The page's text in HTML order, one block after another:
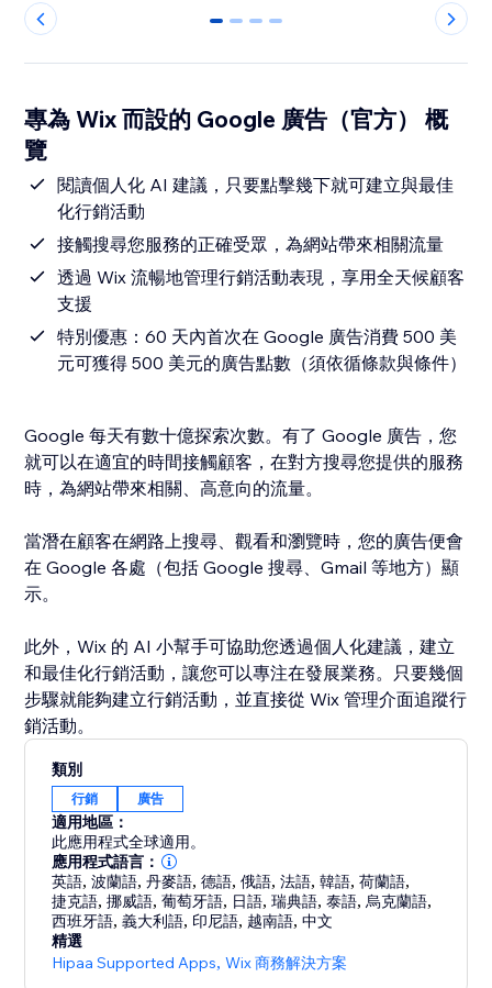
0 1 2 3
專為 Wix 而設的 Google 廣告（官方） 概
覽
閱讀個人化 AI 建議，只要點擊幾下就可建立與最佳
化行銷活動
接觸搜尋您服務的正確受眾，為網站帶來相關流量
透過 Wix 流暢地管理行銷活動表現，享用全天候顧客
支援
特別優惠：60 天內首次在 Google 廣告消費 500 美
元可獲得 500 美元的廣告點數（須依循條款與條件）
Google 每天有數十億探索次數。有了 Google 廣告，您
就可以在適宜的時間接觸顧客，在對方搜尋您提供的服務
時，為網站帶來相關、高意向的流量。
當潛在顧客在網路上搜尋、觀看和瀏覽時，您的廣告便會
在 Google 各處（包括 Google 搜尋、Gmail 等地方）顯
示。
此外，Wix 的 AI 小幫手可協助您透過個人化建議，建立
和最佳化行銷活動，讓您可以專注在發展業務。只要幾個
步驟就能夠建立行銷活動，並直接從 Wix 管理介面追蹤行
銷活動。
類別
行銷 廣告
適用地區：
此應用程式全球適用。
應用程式語言：
英語,波蘭語,丹麥語,德語,俄語,法語,韓語,荷蘭語,
捷克語,挪威語,葡萄牙語, 日語,瑞典語,泰語, 烏克蘭語,
西班牙語,義大利語, 印尼語, 越南語,中文
精選
Hipaa Supported Apps,Wix 商務解決方案